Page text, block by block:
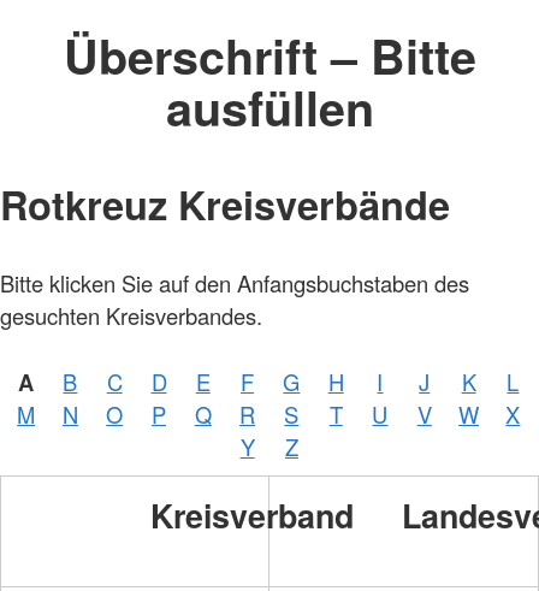
Überschrift – Bitte
ausfüllen
Rotkreuz Kreisverbände
Bitte klicken Sie auf den Anfangsbuchstaben des
gesuchten Kreisverbandes.
A B C D E F G H I J K
L
M
N O P Q R S T U V W
X
Y
Z
Kreisverband